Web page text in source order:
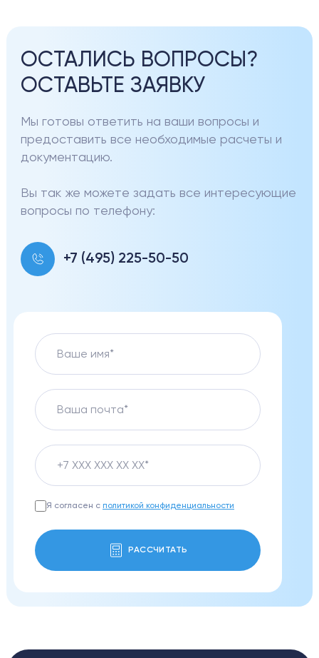
ОСТАЛИСЬ ВОПРОСЫ?
ОСТАВЬТЕ ЗАЯВКУ
Мы готовы ответить на ваши вопросы и
предоставить все необходимые расчеты и
документацию.
Вы так же можете задать все интересующие
вопросы по телефону:
+7 (495) 225-50-50
Я согласен с политикой конфиденциальности
РАССЧИТАТЬ